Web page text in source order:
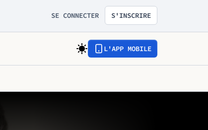
SE CONNECTER S'INSCRIRE
L'APP MOBILE